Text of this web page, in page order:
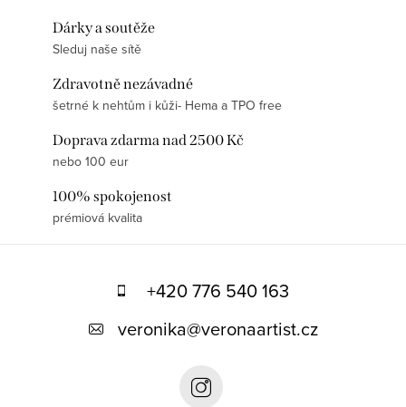
Dárky a soutěže
Sleduj naše sítě
Zdravotně nezávadné
šetrné k nehtům i kůži- Hema a TPO free
Doprava zdarma nad 2500 Kč
nebo 100 eur
100% spokojenost
prémiová kvalita
+420 776 540 163
veronika@veronaartist.cz